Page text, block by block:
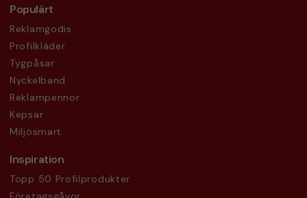
Populärt
Reklamgodis
Profilkläder
Tygpåsar
Nyckelband
Reklampennor
Kepsar
Miljösmart
Inspiration
Topp 50 Profilprodukter